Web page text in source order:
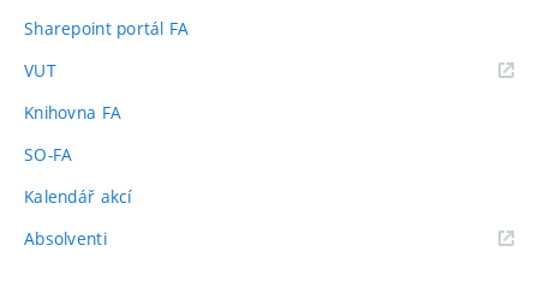
Sharepoint portál FA
VUT(externí
Knihovna FA
SO-FA
Kalendář akcí
Absolventi(externí